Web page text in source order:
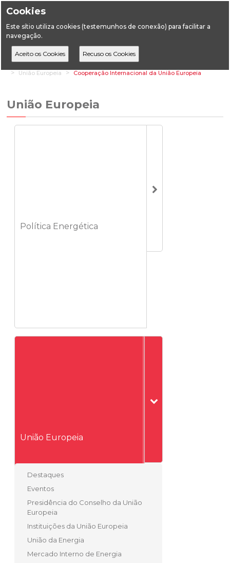
Cookies
Este sítio utiliza cookies (testemunhos de conexão) para facilitar a
navegação.
HomeÁreas Transversais
Relações Institucionais e de Mercado
União Europeia
Cooperação Internacional da União Europeia
União Europeia
Política Energética
União Europeia
Destaques
Eventos
Presidência do Conselho da União
Europeia
Instituições da União Europeia
União da Energia
Mercado Interno de Energia